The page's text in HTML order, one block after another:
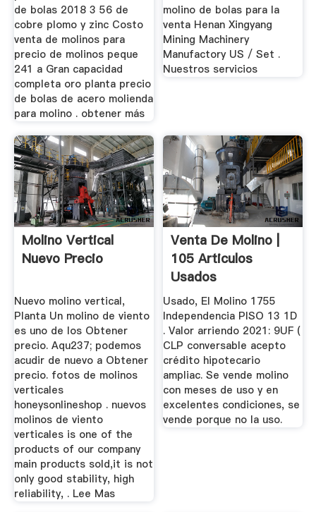
de bolas 2018 3 56 de
cobre plomo y zinc Costo
venta de molinos para
precio de molinos peque
241 a Gran capacidad
completa oro planta precio
de bolas de acero molienda
para molino . obtener más
molino de bolas para la
venta Henan Xingyang
Mining Machinery
Manufactory US / Set .
Nuestros servicios
Molino Vertical
Nuevo Precio
Nuevo molino vertical,
Planta Un molino de viento
es uno de los Obtener
precio. Aqu237; podemos
acudir de nuevo a Obtener
precio. fotos de molinos
verticales
honeysonlineshop . nuevos
molinos de viento
verticales is one of the
products of our company
main products sold,it is not
only good stability, high
reliability, . Lee Mas
Venta De Molino |
105 Articulos
Usados
Usado, El Molino 1755
Independencia PISO 13 1D
. Valor arriendo 2021: 9UF (
CLP conversable acepto
crédito hipotecario
ampliac. Se vende molino
con meses de uso y en
excelentes condiciones, se
vende porque no la uso.